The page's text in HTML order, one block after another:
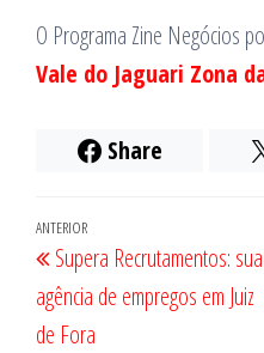
O Programa Zine Negócios
Vale do Jaguari Zona
Share
Navegação
de
Post
Post
anterior
ANTERIOR
Supera Recrutamentos: sua
agência de empregos em Juiz
de Fora